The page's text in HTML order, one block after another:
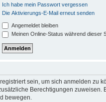
Ich habe mein Passwort vergessen
Die Aktivierungs-E-Mail erneut senden
Angemeldet bleiben
Meinen Online-Status während dieser
sein, um sich anmelden zu
Berechtigungen
bewegen.